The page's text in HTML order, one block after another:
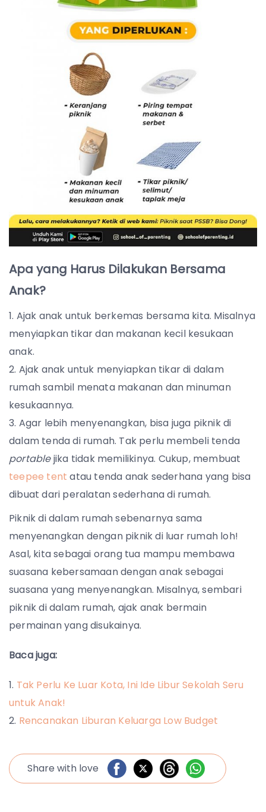
Apa yang Harus Dilakukan Bersama
Anak?
Ajak anak untuk berkemas bersama kita. Misalnya
menyiapkan tikar dan makanan kecil kesukaan
anak.
Ajak anak untuk menyiapkan tikar di dalam
rumah sambil menata makanan dan minuman
kesukaannya.
Agar lebih menyenangkan, bisa juga piknik di
dalam tenda di rumah. Tak perlu membeli tenda
portablejika tidak memilikinya. Cukup, membuat
teepee tent atau tenda anak sederhana yang bisa
dibuat dari peralatan sederhana di rumah.
Piknik di dalam rumah sebenarnya sama
menyenangkan dengan piknik di luar rumah loh!
Asal, kita sebagai orang tua mampu membawa
suasana kebersamaan dengan anak sebagai
suasana yang menyenangkan. Misalnya, sembari
piknik di dalam rumah, ajak anak bermain
permainan yang disukainya.
Baca juga:
Tak Perlu Ke Luar Kota, Ini Ide Libur Sekolah Seru
untuk Anak!
Rencanakan Liburan Keluarga Low Budget
Share with love